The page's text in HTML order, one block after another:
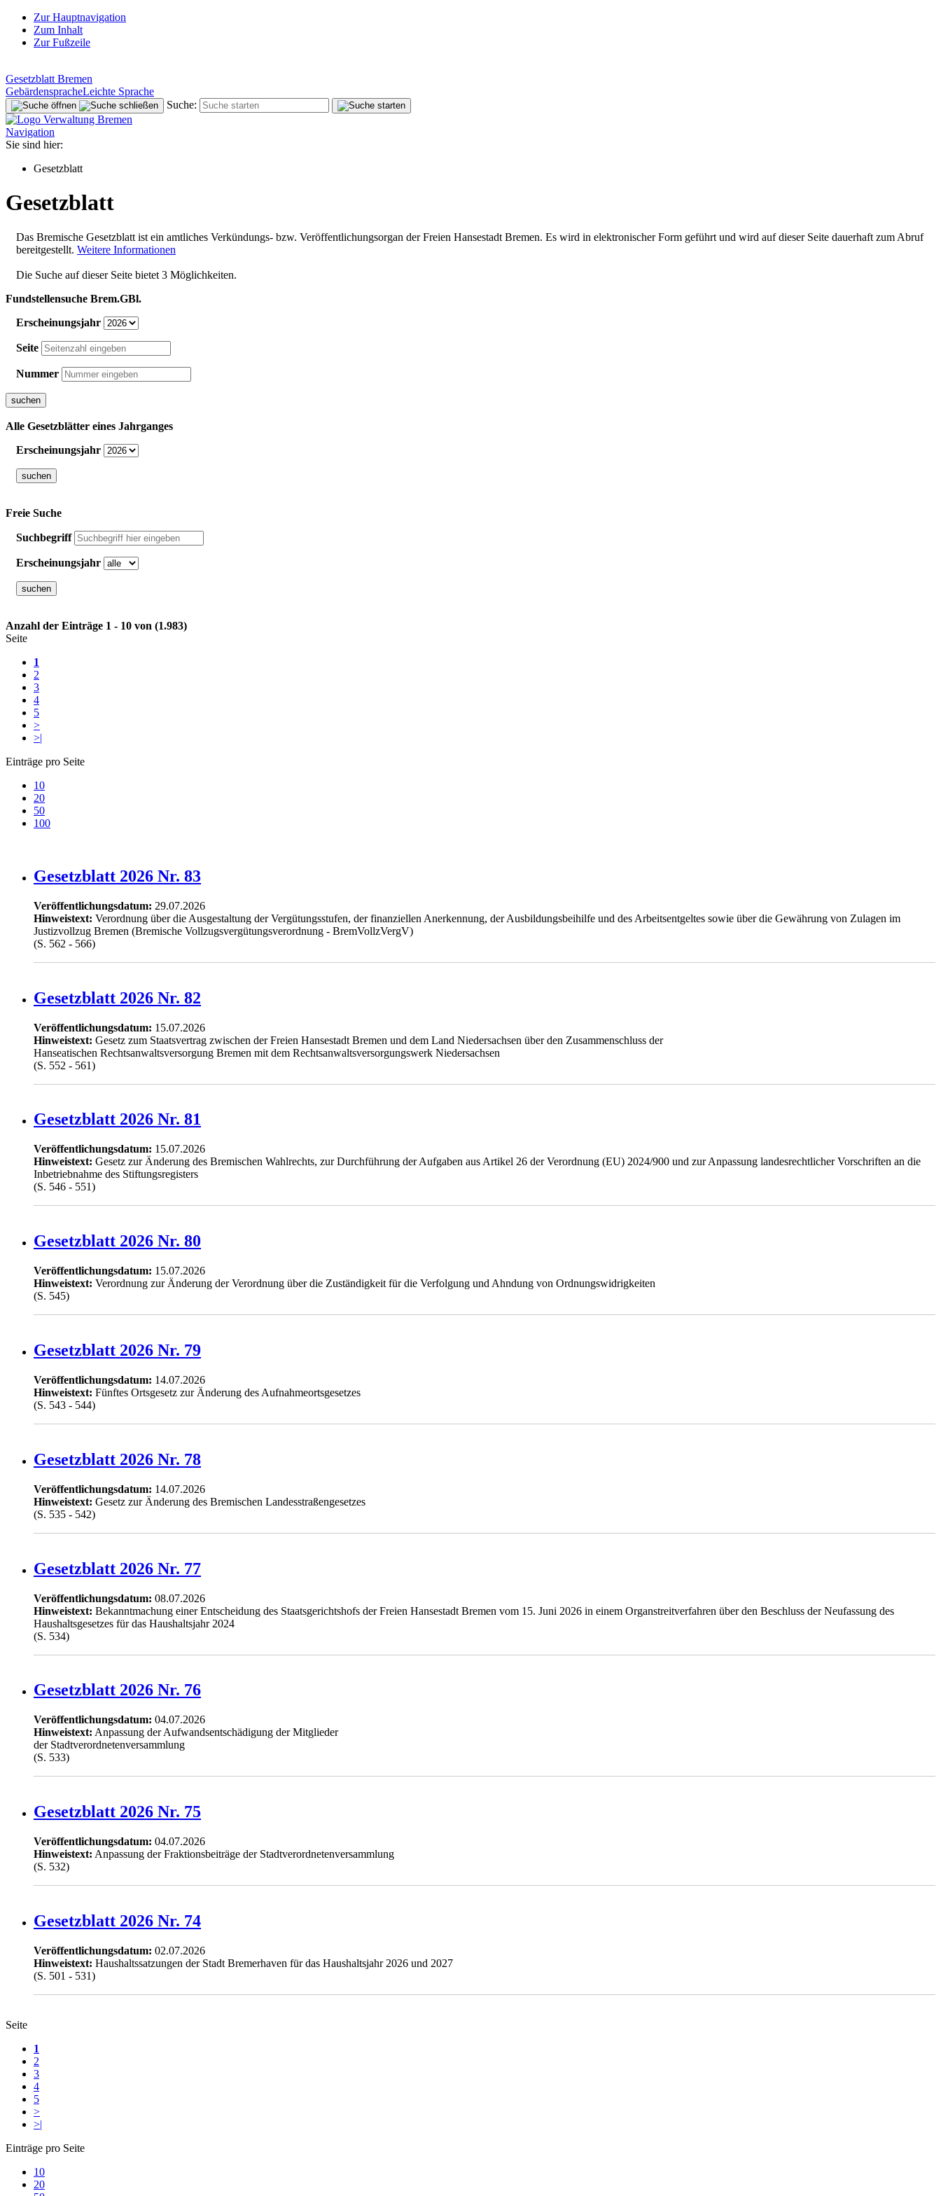
Zur Hauptnavigation
Zum Inhalt
Zur Fußzeile
Gesetzblatt Bremen
GebärdenspracheLeichte Sprache
Suche:
Navigation
Sie sind hier:
Gesetzblatt
Gesetzblatt
Das Bremische Gesetzblatt ist ein amtliches Verkündungs- bzw. Veröffentlichungsorgan der Freien Hansestadt Bremen. Es wird in elektronischer Form geführt und wird auf dieser Seite dauerhaft zum Abruf
bereitgestellt. Weitere Informationen
Die Suche auf dieser Seite bietet 3 Möglichkeiten.
Fundstellensuche Brem.GBl.
Erscheinungsjahr
Seite
Nummer
Alle Gesetzblätter eines Jahrganges
Erscheinungsjahr
Freie Suche
Suchbegriff
Erscheinungsjahr
Anzahl der Einträge 1 - 10 von (1.983)
Seite
1
2
3
4
5
>
>|
Einträge pro Seite
10
20
50
100
Gesetzblatt 2026 Nr. 83
Veröffentlichungsdatum: 29.07.2026
Hinweistext: Verordnung über die Ausgestaltung der Vergütungsstufen, der finanziellen Anerkennung, der Ausbildungsbeihilfe und des Arbeitsentgeltes sowie über die Gewährung von Zulagen im
Justizvollzug Bremen (Bremische Vollzugsvergütungsverordnung - BremVollzVergV)
(S. 562 - 566)
Gesetzblatt 2026 Nr. 82
Veröffentlichungsdatum: 15.07.2026
Hinweistext: Gesetz zum Staatsvertrag zwischen der Freien Hansestadt Bremen und dem Land Niedersachsen über den Zusammenschluss der
Hanseatischen Rechtsanwaltsversorgung Bremen mit dem Rechtsanwaltsversorgungswerk Niedersachsen
(S. 552 - 561)
Gesetzblatt 2026 Nr. 81
Veröffentlichungsdatum: 15.07.2026
Hinweistext: Gesetz zur Änderung des Bremischen Wahlrechts, zur Durchführung der Aufgaben aus Artikel 26 der Verordnung (EU) 2024/900 und zur Anpassung landesrechtlicher Vorschriften an die
Inbetriebnahme des Stiftungsregisters
(S. 546 - 551)
Gesetzblatt 2026 Nr. 80
Veröffentlichungsdatum: 15.07.2026
Hinweistext: Verordnung zur Änderung der Verordnung über die Zuständigkeit für die Verfolgung und Ahndung von Ordnungswidrigkeiten
(S. 545)
Gesetzblatt 2026 Nr. 79
Veröffentlichungsdatum: 14.07.2026
Hinweistext: Fünftes Ortsgesetz zur Änderung des Aufnahmeortsgesetzes
(S. 543 - 544)
Gesetzblatt 2026 Nr. 78
Veröffentlichungsdatum: 14.07.2026
Hinweistext: Gesetz zur Änderung des Bremischen Landesstraßengesetzes
(S. 535 - 542)
Gesetzblatt 2026 Nr. 77
Veröffentlichungsdatum: 08.07.2026
Hinweistext: Bekanntmachung einer Entscheidung des Staatsgerichtshofs der Freien Hansestadt Bremen vom 15. Juni 2026 in einem Organstreitverfahren über den Beschluss der Neufassung des
Haushaltsgesetzes für das Haushaltsjahr 2024
(S. 534)
Gesetzblatt 2026 Nr. 76
Veröffentlichungsdatum: 04.07.2026
Hinweistext: Anpassung der Aufwandsentschädigung der Mitglieder
der Stadtverordnetenversammlung
(S. 533)
Gesetzblatt 2026 Nr. 75
Veröffentlichungsdatum: 04.07.2026
Hinweistext: Anpassung der Fraktionsbeiträge der Stadtverordnetenversammlung
(S. 532)
Gesetzblatt 2026 Nr. 74
Veröffentlichungsdatum: 02.07.2026
Hinweistext: Haushaltssatzungen der Stadt Bremerhaven für das Haushaltsjahr 2026 und 2027
(S. 501 - 531)
Seite
1
2
3
4
5
>
>|
Einträge pro Seite
10
20